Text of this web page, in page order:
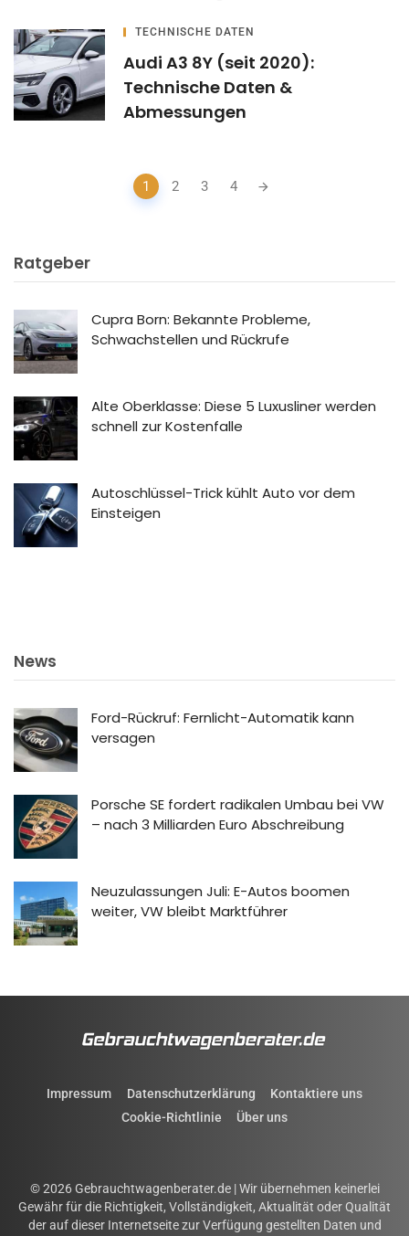
TECHNISCHE DATEN
Audi A3 8Y (seit 2020):
Technische Daten &
Abmessungen
1 2 3 4
Ratgeber
Cupra Born: Bekannte Probleme,
Schwachstellen und Rückrufe
Alte Oberklasse: Diese 5 Luxusliner werden
schnell zur Kostenfalle
Autoschlüssel-Trick kühlt Auto vor dem
Einsteigen
News
Ford-Rückruf: Fernlicht-Automatik kann
versagen
Porsche SE fordert radikalen Umbau bei VW
– nach 3 Milliarden Euro Abschreibung
Neuzulassungen Juli: E-Autos boomen
weiter, VW bleibt Marktführer
Impressum Datenschutzerklärung
Kontaktiere uns
Cookie-Richtlinie
Über uns
© 2026 Gebrauchtwagenberater.de | Wir übernehmen keinerlei
Gewähr für die Richtigkeit, Vollständigkeit, Aktualität oder Qualität
der auf dieser Internetseite zur Verfügung gestellten Daten und